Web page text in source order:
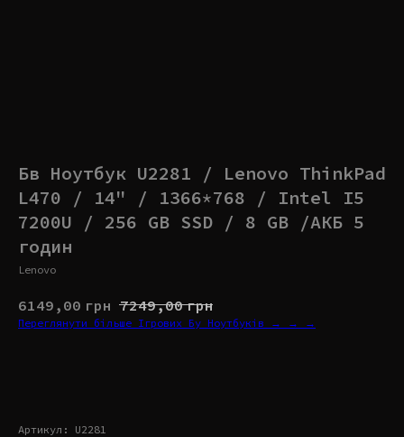
Бв Ноутбук U2281 / Lenovo ThinkPad
L470 / 14" / 1366*768 / Intel I5
7200U / 256 GB SSD / 8 GB /АКБ 5
годин
Lenovo
6149,00 грн 7249,00 грн
Переглянути більше Ігрових Бу Ноутбуків → → →
Артикул: U2281